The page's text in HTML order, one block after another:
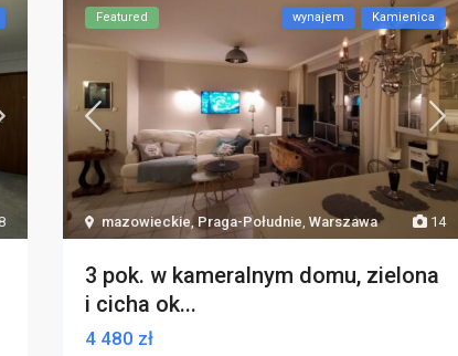
14
mazowieckie, Praga-Południe Warszawa
Featured wynajem Kamienica
3 pok. w kameralnym domu, zielona
i cicha ok...
4 480 zł